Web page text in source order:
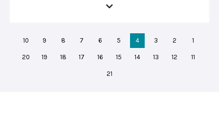
1
2
3
4
5
6
7
8
9
10
11
12
13
14
15
16
17
18
19
20
21